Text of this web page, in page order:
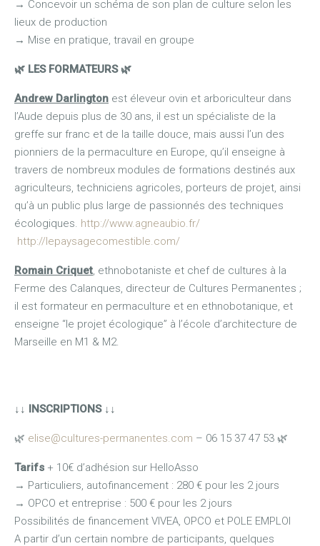
→ Concevoir un schéma de son plan de culture selon les
lieux de production
→ Mise en pratique, travail en groupe
🌿 LES FORMATEURS 🌿
Andrew Darlington est éleveur ovin et arboriculteur dans
l’Aude depuis plus de 30 ans, il est un spécialiste de la
greffe sur franc et de la taille douce, mais aussi l’un des
pionniers de la permaculture en Europe, qu’il enseigne à
travers de nombreux modules de formations destinés aux
agriculteurs, techniciens agricoles, porteurs de projet, ainsi
qu’à un public plus large de passionnés des techniques
écologiques. http://www.agneaubio.fr/
http://lepaysagecomestible.com/
Romain Criquet ethnobotaniste et chef de cultures à la
Ferme des Calanques, directeur de Cultures Permanentes ;
il est formateur en permaculture et en ethnobotanique, et
enseigne “le projet écologique” à l’école d’architecture de
Marseille en M1 & M2.
↓↓ INSCRIPTIONS ↓↓
🌿 elise@cultures-permanentes.com – 06 15 37 47 53 🌿
Tarifs + 10€ d’adhésion sur HelloAsso
→ Particuliers, autofinancement : 280 € pour les 2 jours
→ OPCO et entreprise : 500 € pour les 2 jours
Possibilités de financement VIVEA, OPCO et POLE EMPLOI
A partir d’un certain nombre de participants, quelques